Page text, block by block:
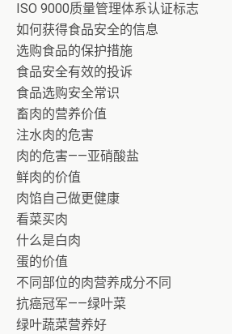
ISO 9000质量管理体系认证标志
如何获得食品安全的信息
选购食品的保护措施
食品安全有效的投诉
食品选购安全常识
畜肉的营养价值
注水肉的危害
肉的危害——亚硝酸盐
鲜肉的价值
肉馅自己做更健康
看菜买肉
什么是白肉
蛋的价值
不同部位的肉营养成分不同
抗癌冠军——绿叶菜
绿叶蔬菜营养好